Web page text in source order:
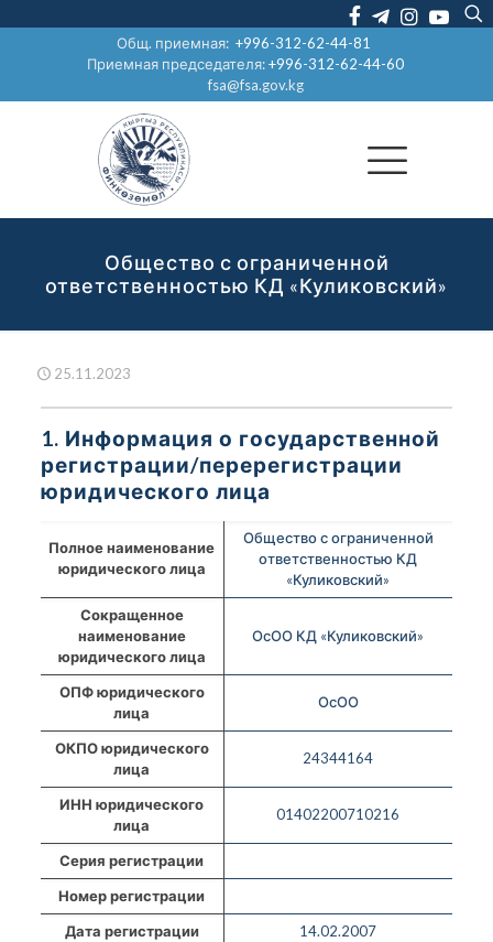
Общ. приемная:+996-312-62-44-81
Приемная председателя:+996-312-62-44-60
fsa@fsa.gov.kg
Общество с ограниченной
ответственностью КД «Куликовский»
25.11.2023
1. Информация о государственной
регистрации/перерегистрации
юридического лица
Полное наименование
юридического лица
Общество с ограниченной
ответственностью КД
«Куликовский»
Сокращенное
наименование
юридического лица
ОсОО КД «Куликовский»
ОПФ юридического
лица
ОсОО
ОКПО юридического
лица
24344164
ИНН юридического
лица
01402200710216
Серия регистрации
Номер регистрации
Дата регистрации
14.02.2007